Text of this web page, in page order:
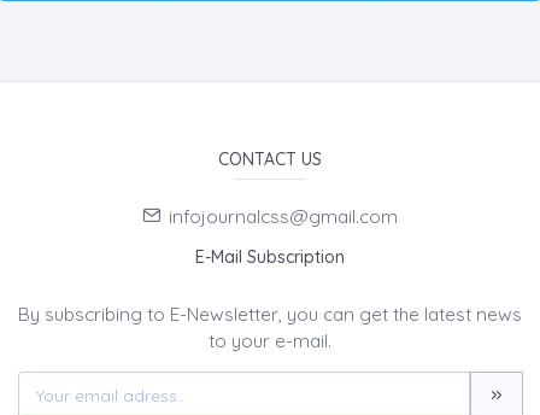
CONTACT US
infojournalcss@gmail.com
E-Mail Subscription
By subscribing to E-Newsletter, you can get the latest news
to your e-mail.